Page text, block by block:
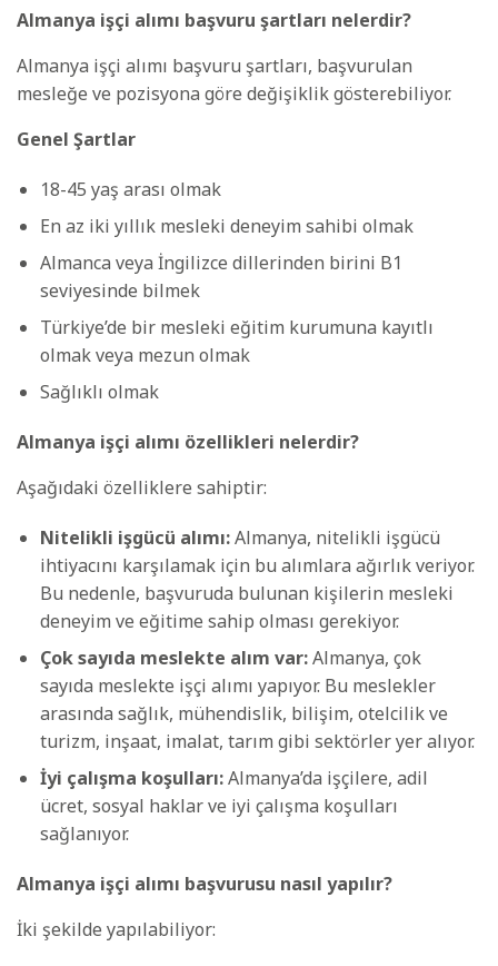
Almanya işçi alımı başvuru şartları nelerdir?
Almanya işçi alımı başvuru şartları, başvurulan
mesleğe ve pozisyona göre değişiklik gösterebiliyor.
Genel Şartlar
18-45 yaş arası olmak
En az iki yıllık mesleki deneyim sahibi olmak
Almanca veya İngilizce dillerinden birini B1
seviyesinde bilmek
Türkiye’de bir mesleki eğitim kurumuna kayıtlı
olmak veya mezun olmak
Sağlıklı olmak
Almanya işçi alımı özellikleri nelerdir?
Aşağıdaki özelliklere sahiptir:
Nitelikli işgücü alımı:Almanya, nitelikli işgücü
ihtiyacını karşılamak için bu alımlara ağırlık veriyor.
Bu nedenle, başvuruda bulunan kişilerin mesleki
deneyim ve eğitime sahip olması gerekiyor.
Çok sayıda meslekte alım var:Almanya, çok
sayıda meslekte işçi alımı yapıyor. Bu meslekler
arasında sağlık, mühendislik, bilişim, otelcilik ve
turizm, inşaat, imalat, tarım gibi sektörler yer alıyor.
İyi çalışma koşulları:Almanya’da işçilere, adil
ücret, sosyal haklar ve iyi çalışma koşulları
sağlanıyor.
Almanya işçi alımı başvurusu nasıl yapılır?
İki şekilde yapılabiliyor: